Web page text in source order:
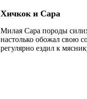
Хичкок и Сара
Милая Сара породы
настолько обожал свою
регулярно ездил к